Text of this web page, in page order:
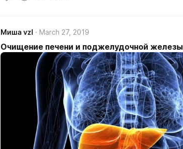
Миша vzl March 27, 2019
Очищение печени и поджелудочной железы